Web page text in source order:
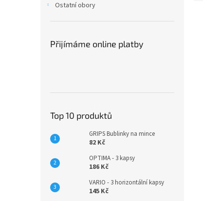
Ostatní obory
Přijímáme online platby
Top 10 produktů
GRIPS Bublinky na mince
82 Kč
OPTIMA - 3 kapsy
186 Kč
VARIO - 3 horizontální kapsy
145 Kč